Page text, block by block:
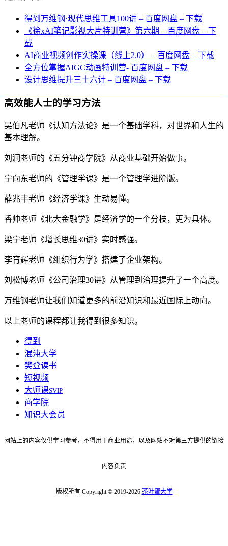
得到万维钢·现代思维⼯具100讲 – 百度网盘 – 下载
《徐xAI笔记影视大片特训营》第六期 – 百度网盘 – 下
载
AI商业视频创作实操课（线上2.0） – 百度网盘 – 下载
全方位掌握AIGC动画特训营- 百度网盘 – 下载
设计思维提升三十六计 – 百度网盘 – 下载
高效能人士的学习方法
吴伯凡老师《认知方法论》是一个基础学科，对世界和人生的
基本理解。
刘润老师的《五分钟商学院》从商业基础开始做事。
宁向东老师的《管理学课》是一个管理学进阶版。
薛兆丰老师《经济学课》生动易懂。
香帅老师《北大金融学》是经济学的一个分枝，更为具体。
梁宁老师《增长思维30讲》实时感强。
李育辉老师《组织行为学》搭建了企业架构。
刘松博老师《公司治理30讲》从管理到治理提升了一个高度。
万维钢老师让我们知道更多的前沿知识和最近国际上动向。
以上老师的课程都让我得到很多知识。
得到
混沌大学
樊登读书
短视频
大师课SVIP
商学院
知识大会员
网站上的内容仅供学习参考，不得用于商业用途，以及网站不对第三方提供的链接
内容负责
版权所有 Copyright © 2019-2026 茶叶蛋大学